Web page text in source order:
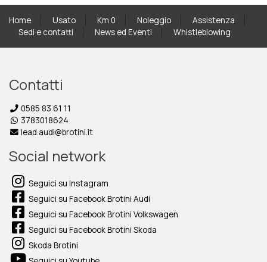
Home Usato Km 0 Noleggio
Assistenza
Sedi e contatti
News ed Eventi Whistleblowing
Contatti
0585 83 61 11
3783018624
lead.audi@brotini.it
Social network
Seguici su Instagram
Seguici su Facebook Brotini Audi
Seguici su Facebook Brotini Volkswagen
Seguici su Facebook Brotini Skoda
Skoda Brotini